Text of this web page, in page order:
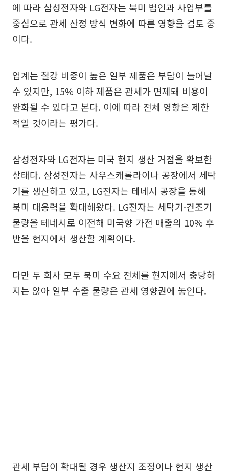
에 따라 삼성전자와 LG전자는 북미 법인과 사업부를
중심으로 관세 산정 방식 변화에 따른 영향을 검토 중
이다.
업계는 철강 비중이 높은 일부 제품은 부담이 늘어날
수 있지만, 15% 이하 제품은 관세가 면제돼 비용이
완화될 수 있다고 본다. 이에 따라 전체 영향은 제한
적일 것이라는 평가다.
삼성전자와 LG전자는 미국 현지 생산 거점을 확보한
상태다. 삼성전자는 사우스캐롤라이나 공장에서 세탁
기를 생산하고 있고, LG전자는 테네시 공장을 통해
북미 대응력을 확대해왔다. LG전자는 세탁기·건조기
물량을 테네시로 이전해 미국향 가전 매출의 10% 후
반을 현지에서 생산할 계획이다.
다만 두 회사 모두 북미 수요 전체를 현지에서 충당하
지는 않아 일부 수출 물량은 관세 영향권에 놓인다.
관세 부담이 확대될 경우 생산지 조정이나 현지 생산